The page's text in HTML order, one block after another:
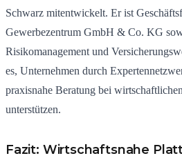
Schwarz mitentwickelt. Er ist
Gewerbezentrum GmbH & Co. KG
Risikomanagement und
es, Unternehmen durch
praxisnahe Beratung bei
unterstützen.
Fazit: Wirtschaftsnahe